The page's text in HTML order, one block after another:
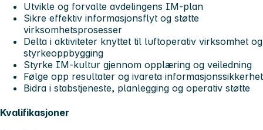
Utvikle og forvalte avdelingens IM-plan
Sikre effektiv informasjonsflyt og støtte
virksomhetsprosesser
Delta i aktiviteter knyttet til luftoperativ virksomhet og
styrkeoppbygging
Styrke IM-kultur gjennom opplæring og veiledning
Følge opp resultater og ivareta informasjonssikkerhet
Bidra i stabstjeneste, planlegging og operativ støtte
Kvalifikasjoner